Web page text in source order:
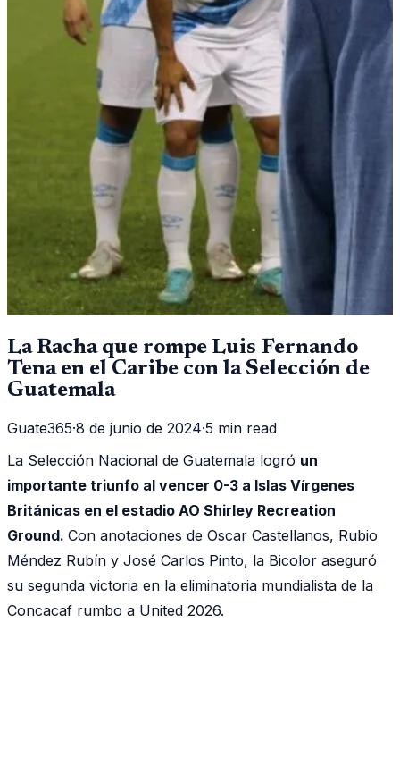
La Racha que rompe Luis Fernando
Tena en el Caribe con la Selección de
Guatemala
Guate365·8 de junio de 2024·5 min read
La Selección Nacional de Guatemala logró un
importante triunfo al vencer 0-3 a Islas Vírgenes
Británicas en el estadio AO Shirley Recreation
Ground. Con anotaciones de Oscar Castellanos, Rubio
Méndez Rubín y José Carlos Pinto, la Bicolor aseguró
su segunda victoria en la eliminatoria mundialista de la
Concacaf rumbo a United 2026.